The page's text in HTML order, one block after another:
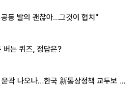
동 발의 괜찮아…그것이 협치"
버는 퀴즈, 정답은?
곽 나오나…한국 新통상정책 교두보 활